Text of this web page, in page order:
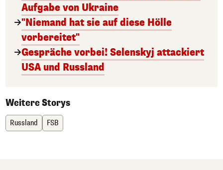
Aufgabe von Ukraine
"Niemand hat sie auf diese Hölle
vorbereitet"
Gespräche vorbei! Selenskyj attackiert
USA und Russland
Weitere Storys
Russland FSB